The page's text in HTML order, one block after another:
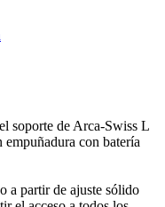
el soporte de Arca-Swiss L
empuñadura con batería
a partir de ajuste sólido